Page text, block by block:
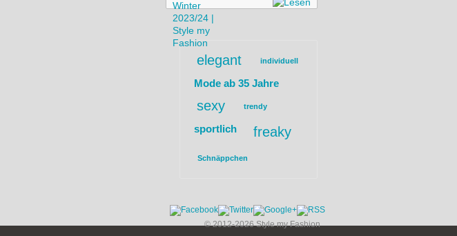
elegant individuell
Mode ab 35 Jahre
sexy trendy
sportlich freaky
Schnäppchen
© 2012-2026 Style my Fashion